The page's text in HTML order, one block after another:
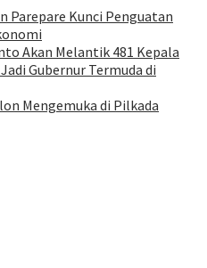
Parepare Kunci Penguatan
Akan Melantik 481 Kepala
Gubernur Termuda di
Mengemuka di Pilkada